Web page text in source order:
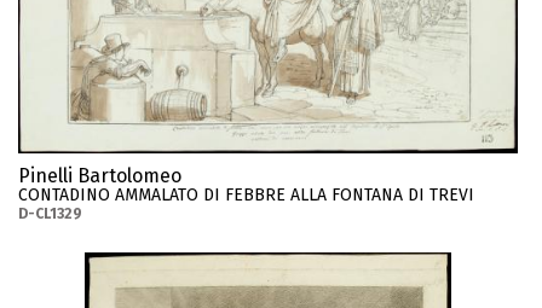
Pinelli Bartolomeo
CONTADINO AMMALATO DI FEBBRE ALLA FONTANA DI TREVI
D-CL1329